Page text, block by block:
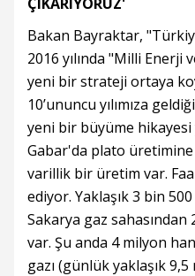
Bakan Bayraktar,
2016 yılında "Milli Enerji
yeni bir strateji ortaya
10’ununcu yılımıza
yeni bir büyüme
Gabar'da plato üretimine
varillik bir üretim var.
ediyor. Yaklaşık 3 bin 500
Sakarya gaz sahasından
var. Şu anda 4 milyon
gazı (günlük yaklaşık